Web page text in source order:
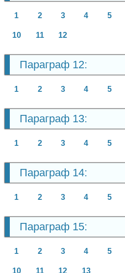
1 2 3 4 5
10 11 12
Параграф 12:
1 2 3 4 5
Параграф 13:
1 2 3 4 5
Параграф 14:
1 2 3 4 5
Параграф 15:
1 2 3 4 5
10 11 12 13